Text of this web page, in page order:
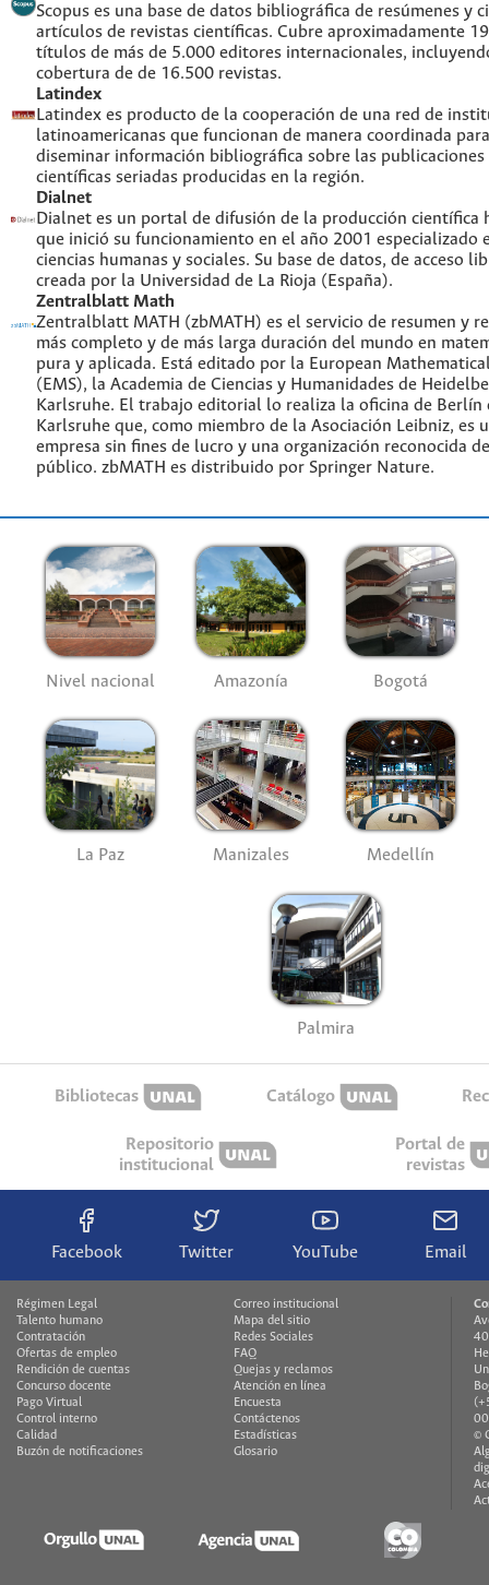
Scopus es una base de datos bibliográfica de resúmenes y
artículos de revistas científicas. Cubre aproximadamente
títulos de más de 5.000 editores internacionales,
cobertura de de 16.500 revistas.
Latindex
Latindex es producto de la cooperación de una red de
latinoamericanas que funcionan de manera coordinada
diseminar información bibliográfica sobre las publicaciones
científicas seriadas producidas en la región.
Dialnet
Dialnet es un portal de difusión de la producción científica
que inició su funcionamiento en el año 2001 especializado
ciencias humanas y sociales. Su base de datos, de acceso
creada por la Universidad de La Rioja (España).
Zentralblatt Math
Zentralblatt MATH (zbMATH) es el servicio de resumen y
más completo y de más larga duración del mundo en
pura y aplicada. Está editado por la European
(EMS), la Academia de Ciencias y Humanidades de
Karlsruhe. El trabajo editorial lo realiza la oficina de Berlín
Karlsruhe que, como miembro de la Asociación Leibniz, es
empresa sin fines de lucro y una organización reconocida
público. zbMATH es distribuido por Springer Nature.
Nivel nacional Amazonía Bogotá
La Paz Manizales Medellín
Palmira
Bibliotecas Catálogo
Repositorio
institucional
Portal de
revistas
Facebook Twitter YouTube Email
Régimen Legal
Talento humano
Contratación
Ofertas de empleo
Rendición de cuentas
Concurso docente
Pago Virtual
Control interno
Calidad
Buzón de notificaciones
Correo institucional
Mapa del sitio
Redes Sociales
FAQ
Quejas y reclamos
Atención en línea
Encuesta
Contáctenos
Estadísticas
Glosario
©